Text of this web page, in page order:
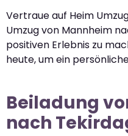
Vertraue auf Heim
Umzug von Mannheim
positiven Erlebnis zu
heute, um ein
Beiladung
nach